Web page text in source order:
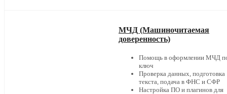
МЧД (Машиночитаемая
доверенность)
Помощь в оформлении МЧД
ключ
Проверка данных, подготовка
текста, подача в ФНС и СФР
Настройка ПО и плагинов для